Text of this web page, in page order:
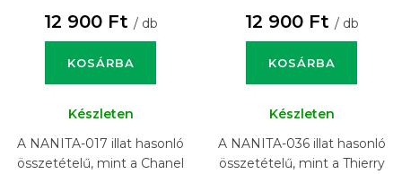
12 900 Ft / db
KOSÁRBA
Készleten
A NANITA-017 illat hasonló
összetételű, mint a Chanel
12 900 Ft / db
KOSÁRBA
Készleten
A NANITA-036 illat hasonló
összetételű, mint a Thierry